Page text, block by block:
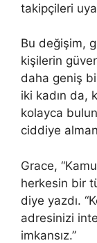
takipçileri
Bu değişim,
kişilerin
daha geniş
iki kadın da,
kolayca
ciddiye
Grace,
herkesin bir
diye yazdı.
adresinizi
imkansız.”